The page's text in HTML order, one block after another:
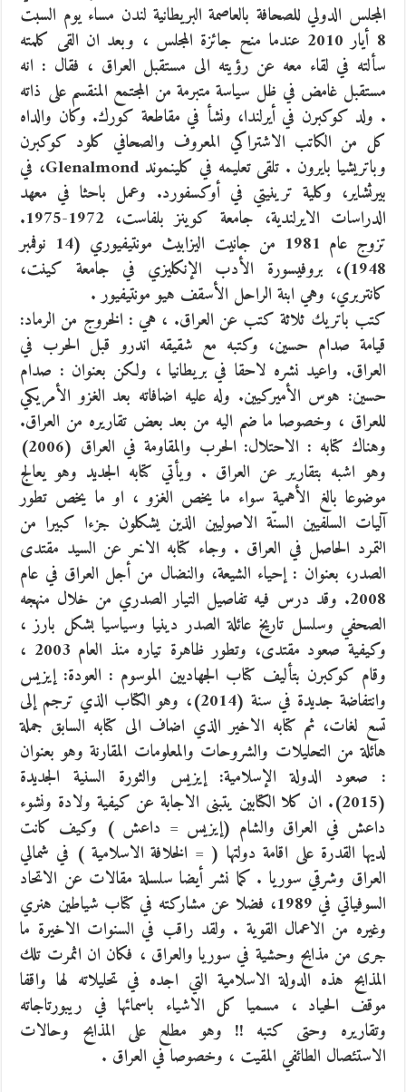
المجلس الدولي للصحافة بالعاصمة البريطانية لندن مساء يوم السبت
8 أيار 2010 عندما منح جائزة المجلس ، وبعد ان القى كلمته
سألته في لقاء معه عن رؤيته الى مستقبل العراق ، فقال : انه
مستقبل غامض في ظل سياسة متبرمة من المجتمع المنقسم على ذاته
. ولد كوكبرن في أيرلندا، ونشأ في مقاطعة كورك. وكان والداه
كل من الكاتب الاشتراكي المعروف والصحافي كلود كوكبرن
وباتريشيا بايرون . تلقى تعليمه في كلينموند Glenalmond، في
بيرثشاير، وكلية ترينيتي في أوكسفورد. وعمل باحثا في معهد
الدراسات الايرلندية، جامعة كوينز بلفاست، 1972-1975.
تزوج عام 1981 من جانيت اليزابيث مونتيفيوري (14 نوفمبر
1948)، بروفيسورة الأدب الإنكليزي في جامعة كينت،
كانتربري، وهي ابنة الراحل الأسقف هيو مونتيفيور .
كتب باتريك ثلاثة كتب عن العراق. ، هي : الخروج من الرماد:
قيامة صدام حسين، وكتبه مع شقيقه اندرو قبل الحرب في
العراق. واعيد نشره لاحقا في بريطانيا ، ولكن بعنوان : صدام
حسين: هوس الأميركيين. وله عليه اضافاته بعد الغزو الأمريكي
للعراق ، وخصوصا ما ضم اليه من بعد بعض تقاريره من العراق.
وهناك كتابه : الاحتلال: الحرب والمقاومة في العراق (2006)
وهو اشبه بتقارير عن العراق . ويأتي كتابه الجديد وهو يعالج
موضوعا بالغ الأهمية سواء ما يخص الغزو ، او ما يخص تطور
آليات السلفيين السنّة الاصوليين الذين يشكلون جزءا كبيرا من
التمرد الحاصل في العراق . وجاء كتابه الاخر عن السيد مقتدى
الصدر، بعنوان : إحياء الشيعة، والنضال من أجل العراق في عام
2008. وقد درس فيه تفاصيل التيار الصدري من خلال منهجه
الصحفي وسلسل تاريخ عائلة الصدر دينيا وسياسيا بشكل بارز ،
وكيفية صعود مقتدى، وتطور ظاهرة تياره منذ العام 2003 ،
وقام كوكبرن بتأليف كتاب الجهاديين الموسوم : العودة: إيزيس
وانتفاضة جديدة في سنة (2014)، وهو الكتاب الذي ترجم إلى
تسع لغات، ثم كتابه الاخير الذي اضاف الى كتابه السابق جملة
هائلة من التحليلات والشروحات والمعلومات المقارنة وهو بعنوان
: صعود الدولة الإسلامية: إيزيس والثورة السنية الجديدة
(2015). ان كلا الكتابين يتبنى الاجابة عن كيفية ولادة ونشوء
داعش في العراق والشام (إيزيس = داعش ) وكيف كانت
لديها القدرة على اقامة دولتها ( = الخلافة الاسلامية ) في شمالي
العراق وشرقي سوريا . كما نشر أيضا سلسلة مقالات عن الاتحاد
السوفياتي في 1989، فضلا عن مشاركته في كتاب شياطين هنري
وغيره من الاعمال القوية . ولقد راقب في السنوات الاخيرة ما
جرى من مذابح وحشية في سوريا والعراق ، فكان ان اثمرت تلك
المذابح هذه الدولة الاسلامية التي اجده في تحليلاته لها واقفا
موقف الحياد ، مسميا كل الاشياء باسمائها في ريبورتاجاته
وتقاريره وحتى كتبه !! وهو مطلع على المذابح وحالات
الاستئصال الطائفي المقيت ، وخصوصا في العراق .